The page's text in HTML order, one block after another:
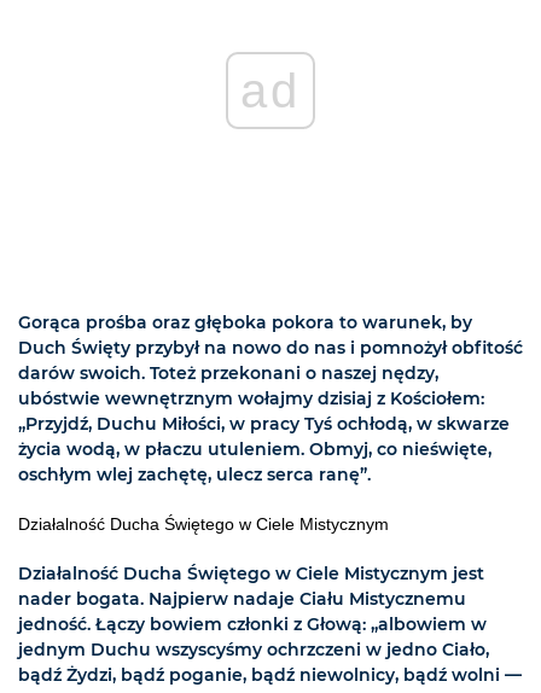
ad
Gorąca prośba oraz głęboka pokora to warunek, by
Duch Święty przybył na nowo do nas i pomnożył obfitość
darów swoich. Toteż przekonani o naszej nędzy,
ubóstwie wewnętrznym wołajmy dzisiaj z Kościołem:
„Przyjdź, Duchu Miłości, w pracy Tyś ochłodą, w skwarze
życia wodą, w płaczu utuleniem. Obmyj, co nieświęte,
oschłym wlej zachętę, ulecz serca ranę”.
Działalność Ducha Świętego w Ciele Mistycznym
Działalność Ducha Świętego w Ciele Mistycznym jest
nader bogata. Najpierw nadaje Ciału Mistycznemu
jedność. Łączy bowiem członki z Głową: „albowiem w
jednym Duchu wszyscyśmy ochrzczeni w jedno Ciało,
bądź Żydzi, bądź poganie, bądź niewolnicy, bądź wolni —